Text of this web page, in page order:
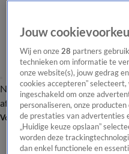
Nieuws van de DagOpinie van
afleveringVideo's Nieuws van
Volg Nieuws van de Dag
Jouw
Wij en onze28 partners
technieken om informatie te
onze website(s), jouw gedrag
cookies accepteren”
ingeschakeld om onze
personaliseren, onze
de prestaties van advertenties
„Huidige keuze opslaan”
worden deze
dan enkel functionele en